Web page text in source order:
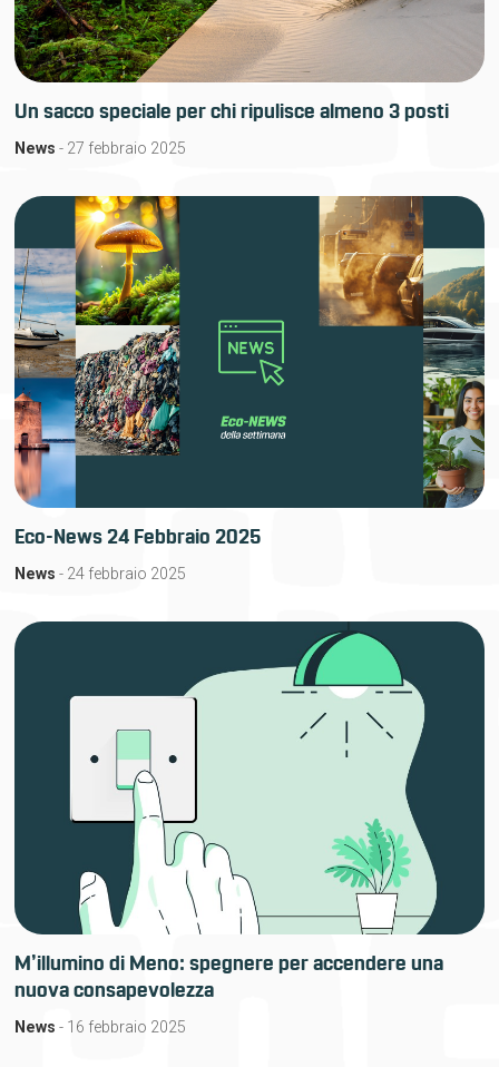
Un sacco speciale per chi ripulisce almeno 3 posti
News - 27 febbraio 2025
Eco-News 24 Febbraio 2025
News - 24 febbraio 2025
M’illumino di Meno: spegnere per accendere una
nuova consapevolezza
News - 16 febbraio 2025